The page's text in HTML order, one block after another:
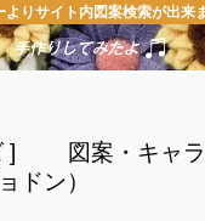
よりサイト内図案検索が出来
] 図案・キャラ
ドン）